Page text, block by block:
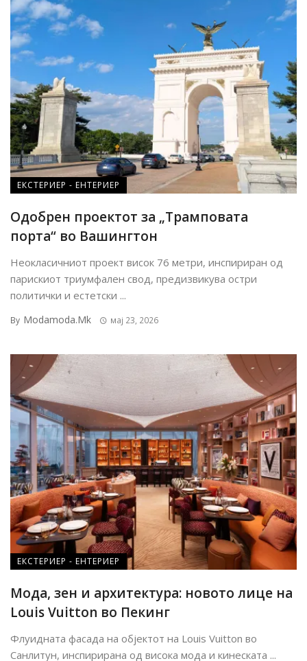
ЕКСТЕРИЕР - ЕНТЕРИЕР
Одобрен проектот за „Трамповата
порта“ во Вашингтон
Неокласичниот проект висок 76 метри, инспириран од
парискиот триумфален свод, предизвикува остри
политички и естетски ...
By Modamoda.mk мај 23, 2026
ЕКСТЕРИЕР - ЕНТЕРИЕР
Мода, зен и архитектура: новото лице на
Louis Vuitton во Пекинг
Флуидната фасада на објектот на Louis Vuitton во
Санлитун, инспирирана од висока мода и кинеската ...